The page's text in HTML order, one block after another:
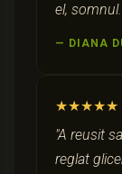
el,
— DIANA
★★★★★
"A reusit
reglat